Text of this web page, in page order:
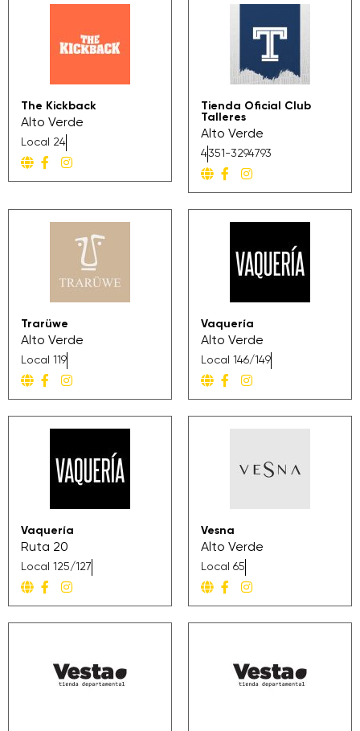
The Kickback
Alto Verde
Local 24
Tienda Oficial Club
Talleres
Alto Verde
4351-3294793
Trarüwe
Alto Verde
Local 119
Vaquería
Alto Verde
Local 146/149
Vaquería
Ruta 20
Local 125/127
Vesna
Alto Verde
Local 65